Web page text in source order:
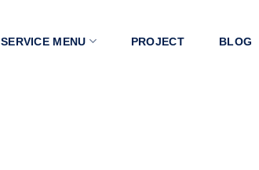
SERVICE MENU PROJECT BLOG